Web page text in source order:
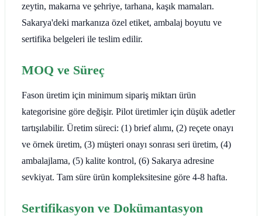
zeytin, makarna ve şehriye, tarhana, kaşık mamaları.
Sakarya'deki markanıza özel etiket, ambalaj boyutu ve
sertifika belgeleri ile teslim edilir.
MOQ ve Süreç
Fason üretim için minimum sipariş miktarı ürün
kategorisine göre değişir. Pilot üretimler için düşük adetler
tartışılabilir. Üretim süreci: (1) brief alımı, (2) reçete onayı
ve örnek üretim, (3) müşteri onayı sonrası seri üretim, (4)
ambalajlama, (5) kalite kontrol, (6) Sakarya adresine
sevkiyat. Tam süre ürün kompleksitesine göre 4-8 hafta.
Sertifikasyon ve Dokümantasyon